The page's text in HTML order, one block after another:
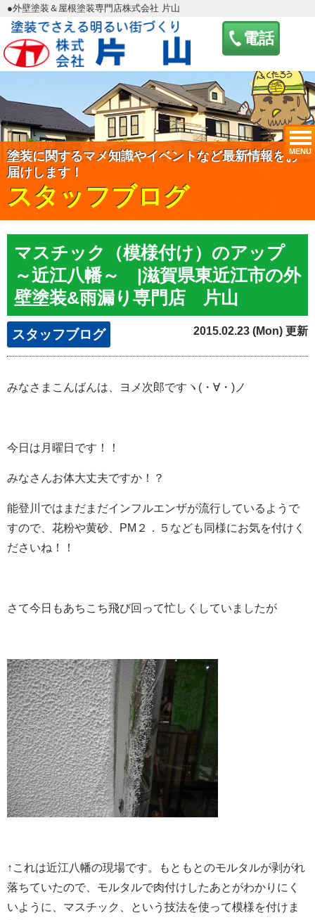
電話
MENU
●外壁塗装＆屋根塗装専門店株式会社 片山
塗装に関するマメ知識やイベントなど最新情報をお
届けします！
スタッフブログ
マスチック（模様付け）のアップ
～近江八幡～ |滋賀県東近江市の外
壁塗装&雨漏り専門店 片山
スタッフブログ 2015.02.23 (Mon) 更新
みなさまこんばんは、ヨメ次郎ですヽ(・∀・)ノ
今日は月曜日です！！
みなさんお体大丈夫ですか！？
能登川ではまだまだインフルエンザが流行しているようで
すので、花粉や黄砂、PM２．５なども同様にお気を付けく
ださいね！！
さて今日もあちこち飛び回って忙しくしていましたが
↑これは近江八幡の現場です。もともとのモルタルが剥がれ
落ちていたので、モルタルで肉付けしたあとがわかりにく
いように、マスチック、という技法を使って模様を付けま